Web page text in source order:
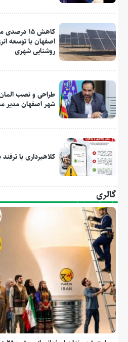
اصفهان با توسعه
روشنایی شهری
طراحی و نصب
شهر اصفهان مدیر
کلاهبرداری با
گالری